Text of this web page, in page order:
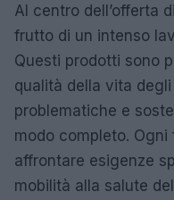
Al centro dell’offerta
frutto di un intenso
Questi prodotti sono
qualità della vita
problematiche e
modo completo.
affrontare esigenze
mobilità alla salute